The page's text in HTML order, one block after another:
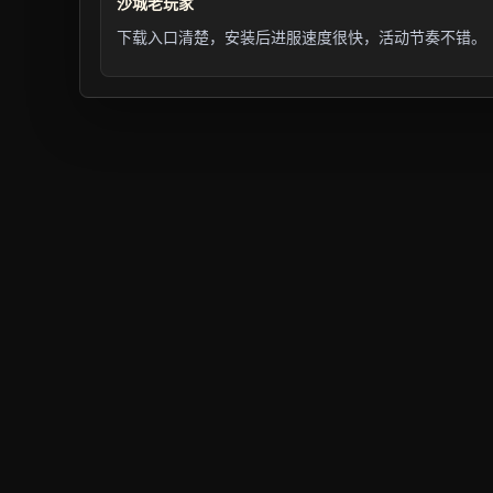
下载入口清楚，安装后进服速度很快，活动节奏不错。